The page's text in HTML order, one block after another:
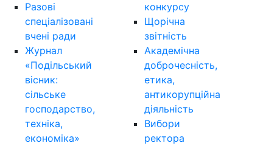
Разові
спеціалізовані
вчені ради
Журнал
«Подільський
вісник:
сільське
господарство,
техніка,
економіка»
конкурсу
Щорічна
звітність
Академічна
доброчесність,
етика,
антикорупційна
діяльність
Вибори
ректора